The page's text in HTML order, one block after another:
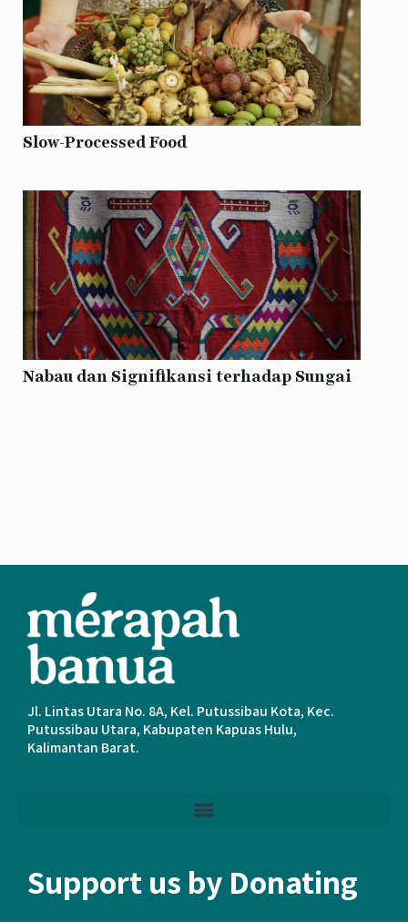
Slow-Processed Food
Nabau dan Signifikansi terhadap Sungai
Jl. Lintas Utara No. 8A, Kel. Putussibau Kota, Kec.
Putussibau Utara, Kabupaten Kapuas Hulu,
Kalimantan Barat.
Support us by Donating